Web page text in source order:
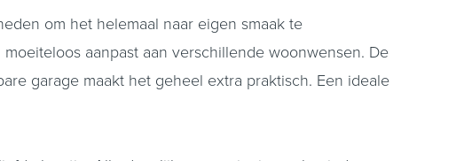
om het helemaal naar eigen smaak te
aanpast aan verschillende woonwensen. De
garage maakt het geheel extra praktisch. Een ideale